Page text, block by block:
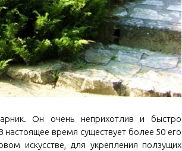
Он очень неприхотлив и быстро
настоящее время существует более 50 его
искусстве, для укрепления ползущих